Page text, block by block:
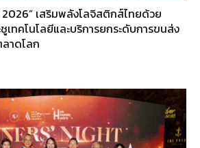
2026” เสริมพลังโลจิสติกส์ไทยด้วย
ทคโนโลยีและบริการยกระดับการขนส่ง
าดโลก